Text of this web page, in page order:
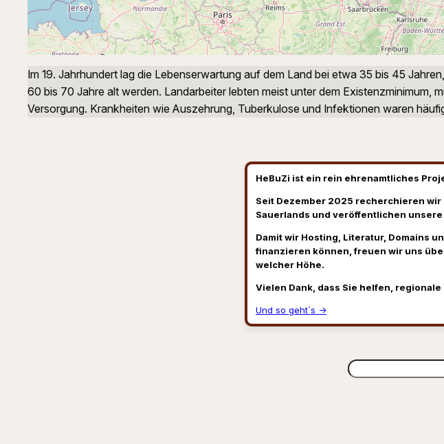
Im 19. Jahrhundert lag die Lebenserwartung auf dem Land bei etwa 35 bis 45
60 bis 70 Jahre alt werden. Landarbeiter lebten meist unter dem
Versorgung. Krankheiten wie Auszehrung, Tuberkulose und Infektionen waren
HeBuZi ist ein rein ehrenamtliches
Seit Dezember 2025 recherchieren
Sauerlands und veröffentlichen
Damit wir Hosting, Literatur, Domains
finanzieren können, freuen wir uns
welcher Höhe.
Vielen Dank, dass Sie helfen,
Und so geht´s →